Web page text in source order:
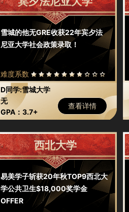
雪城的他无GRE收获22年宾夕法
尼亚大学社会政策录取！
难度系数
D同学:雪城大学
无
GPA：3.7+
查看详情
西北大学
易美学子斩获20年秋TOP9西北大
学公共卫生$18,000奖学金
OFFER